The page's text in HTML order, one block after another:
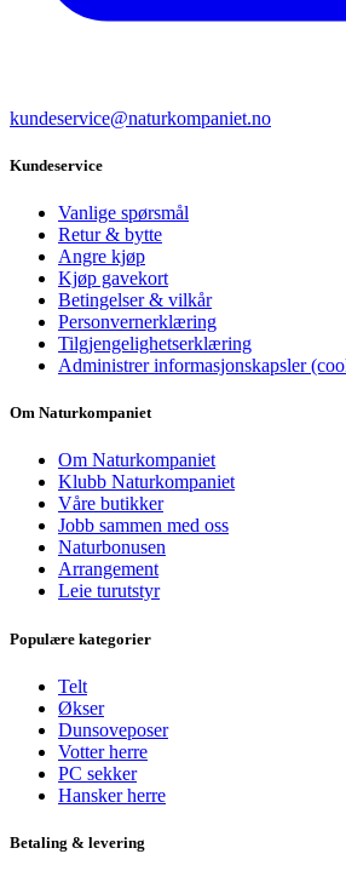
kundeservice@naturkompaniet.no
Kundeservice
Vanlige spørsmål
Retur & bytte
Angre kjøp
Kjøp gavekort
Betingelser & vilkår
Personvernerklæring
Tilgjengelighetserklæring
Administrer informasjonskapsler
Om Naturkompaniet
Om Naturkompaniet
Klubb Naturkompaniet
Våre butikker
Jobb sammen med oss
Naturbonusen
Arrangement
Leie turutstyr
Populære kategorier
Telt
Økser
Dunsoveposer
Votter herre
PC sekker
Hansker herre
Betaling & levering